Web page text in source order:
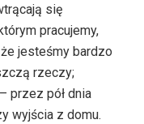
się
pracujemy,
jesteśmy bardzo
rzeczy;
przez pół dnia
wyjścia z domu.